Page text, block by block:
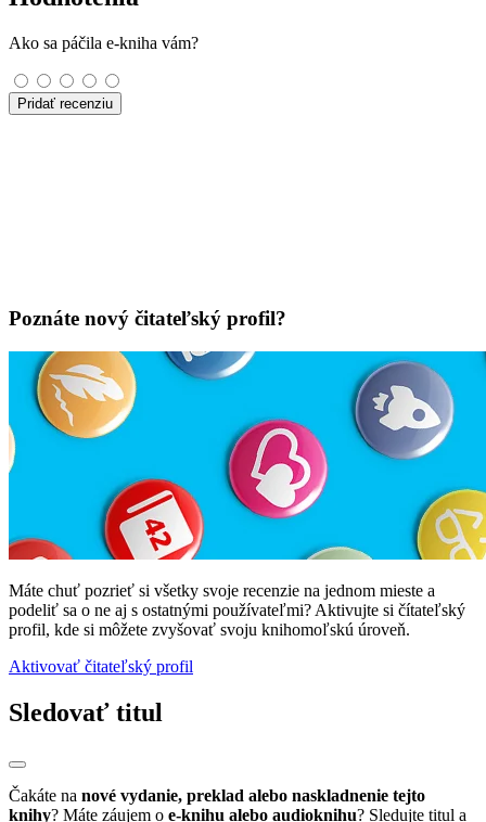
Ako sa páčila e-kniha vám?
Pridať recenziu
Poznáte nový čitateľský profil?
Máte chuť pozrieť si všetky svoje recenzie na jednom mieste a
podeliť sa o ne aj s ostatnými používateľmi? Aktivujte si čítateľský
profil, kde si môžete zvyšovať svoju knihomoľskú úroveň.
Aktivovať čitateľský profil
Sledovať titul
Čakáte na nové vydanie, preklad alebo naskladnenie tejto
knihy? Máte záujem o e-knihu alebo audioknihu? Sledujte titul a